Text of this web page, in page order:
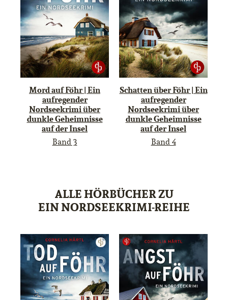
Mord auf Föhr | Ein
aufregender
Nordseekrimi über
dunkle Geheimnisse
auf der Insel
Band 3
Schatten über Föhr | Ein
aufregender
Nordseekrimi über
dunkle Geheimnisse
auf der Insel
Band 4
ALLE HÖRBÜCHER ZU
EIN NORDSEEKRIMI-REIHE